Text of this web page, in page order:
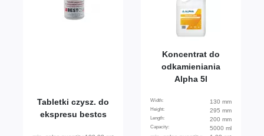
Tabletki czysz. do
ekspresu bestcs
Koncentrat do
odkamieniania
Alpha 5l
Width: 130 mm
Height: 295 mm
Length: 200 mm
Capacity:
5000 ml